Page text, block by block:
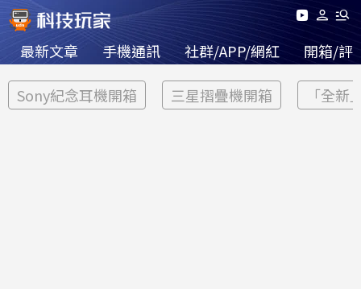
最新文章 手機通訊 社群/APP/網紅 開箱/評
Sony紀念耳機開箱 三星摺疊機開箱 「全新